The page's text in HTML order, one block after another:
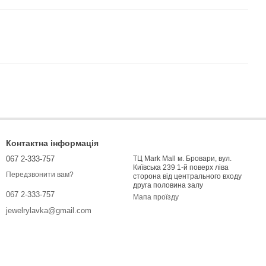
Контактна інформація
067 2-333-757
Передзвонити вам?
067 2-333-757
jewelrylavka@gmail.com
ТЦ Mark Mall м. Бровари, вул.
Київська 239 1-й поверх ліва
сторона від центрального входу
друга половина залу
Мапа проїзду